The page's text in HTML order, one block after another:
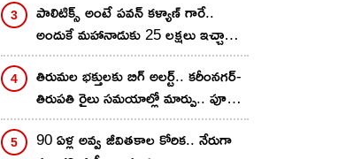
పాలిటిక్స్ అంటే పవన్ కళ్యాణ్ గారే..
అందుకే మహానాడుకు 25 లక్షలు ఇచ్చాను..
నాగవంశీ కామెంట్స్..
తిరుమల భక్తులకు బిగ్ అలర్ట్.. కరీంనగర్-
తిరుపతి రైలు సమయాల్లో మార్పు.. పూర్తి
డీటెయిల్స్ ఇవే
90 ఏళ్ల అవ్వ జీవితకాల కోరిక.. నేరుగా